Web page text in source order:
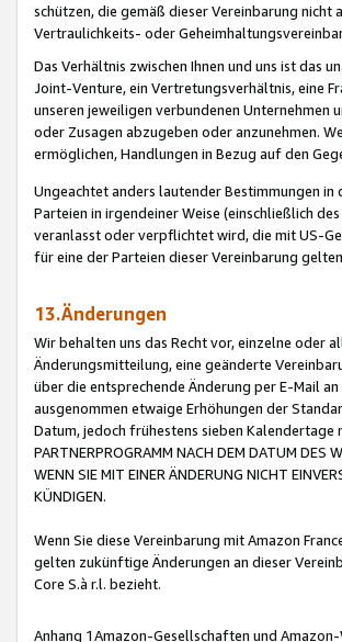
schützen, die gemäß dieser Vereinbarung
Vertraulichkeits- oder
Das Verhältnis zwischen Ihnen und uns ist das
Joint-Venture, ein Vertretungsverhältnis, eine
unseren jeweiligen verbundenen Unternehmen
oder Zusagen abzugeben oder anzunehmen.
ermöglichen, Handlungen in Bezug auf den
Ungeachtet anders lautender Bestimmungen
Parteien in irgendeiner Weise (einschließlich
veranlasst oder verpflichtet wird, die mit US-
für eine der Parteien dieser Vereinbarung
13.Änderungen
Wir behalten uns das Recht vor, einzelne oder
Änderungsmitteilung, eine geänderte
über die entsprechende Änderung per E-Mail
ausgenommen etwaige Erhöhungen der
Datum, jedoch frühestens sieben Kalendertage
PARTNERPROGRAMM NACH DEM DATUM DES
WENN SIE MIT EINER ÄNDERUNG NICHT
KÜNDIGEN.
Wenn Sie diese Vereinbarung mit Amazon
gelten zukünftige Änderungen an dieser
Core S.à r.l. bezieht.
Anhang 1Amazon-Gesellschaften und Amazon-